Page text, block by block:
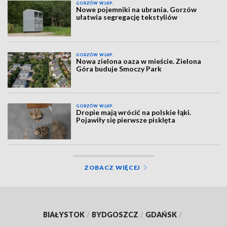
GORZÓW WLKP.
Nowe pojemniki na ubrania. Gorzów
ułatwia segregację tekstyliów
GORZÓW WLKP.
Nowa zielona oaza w mieście. Zielona
Góra buduje Smoczy Park
GORZÓW WLKP.
Dropie mają wrócić na polskie łąki.
Pojawiły się pierwsze pisklęta
ZOBACZ WIĘCEJ
BIAŁYSTOK / BYDGOSZCZ / GDAŃSK /